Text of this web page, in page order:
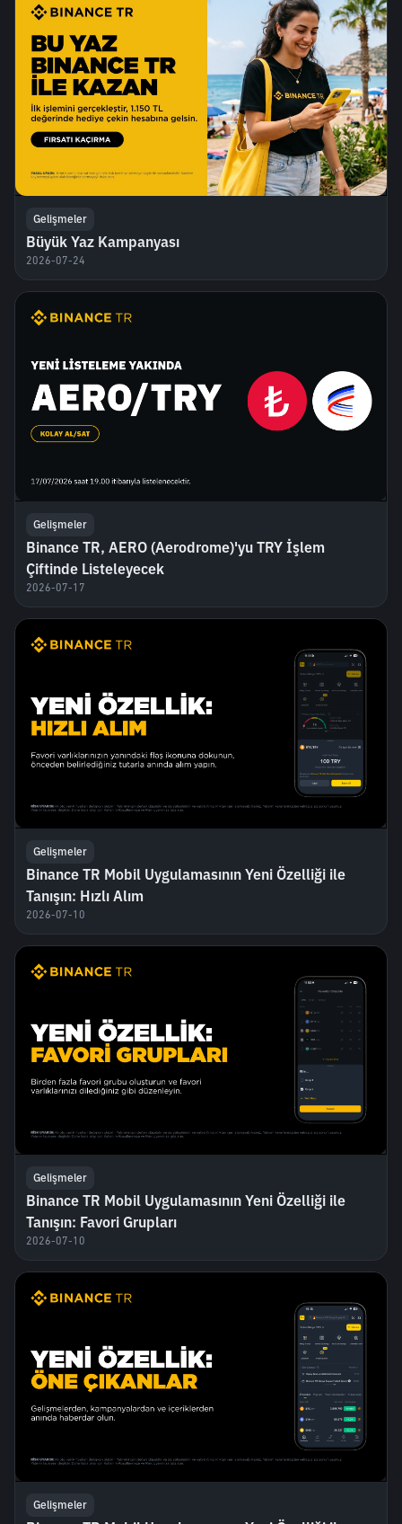
Gelişmeler
Büyük Yaz Kampanyası
2026-07-24
Gelişmeler
Binance TR, AERO (Aerodrome)'yu TRY İşlem
Çiftinde Listeleyecek
2026-07-17
Gelişmeler
Binance TR Mobil Uygulamasının Yeni Özelliği ile
Tanışın: Hızlı Alım
2026-07-10
Gelişmeler
Binance TR Mobil Uygulamasının Yeni Özelliği ile
Tanışın: Favori Grupları
2026-07-10
Gelişmeler